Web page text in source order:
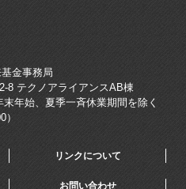
金事務局
8 テクノアライアンスAB棟
年始、夏季一斉休業期間を除く
リンクについて
お問い合わせ